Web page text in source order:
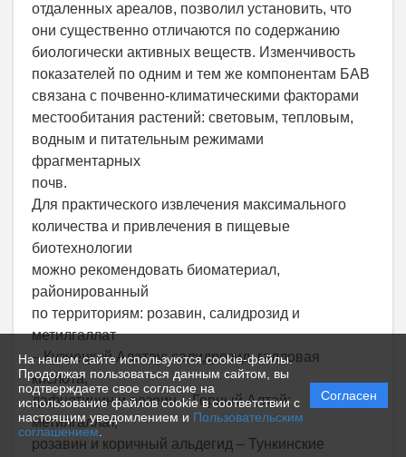
На нашем сайте используются cookie-файлы.
Продолжая пользоваться данным сайтом, вы
подтверждаете свое согласие на
использование файлов cookie в соответствии с
настоящим уведомлением и Пользовательским
соглашением.
Согласен
отдаленных ареалов, позволил установить, что
они существенно отличаются по содержанию
биологически активных веществ. Изменчивость
показателей по одним и тем же компонентам БАВ
связана с почвенно-климатическими факторами
местообитания растений: световым, тепловым,
водным и питательным режимами
фрагментарных
почв.
Для практического извлечения максимального
количества и привлечения в пищевые
биотехнологии
можно рекомендовать биоматериал,
районированный
по территориям: розавин, салидрозид и
метилгаллат
– Кузнецкий Алатау; салидрозид, галловая
кислота,
дафнетицин и розеин – Горный Алтай;
метилгаллат,
розавин и коричный альдегид – Тункинские